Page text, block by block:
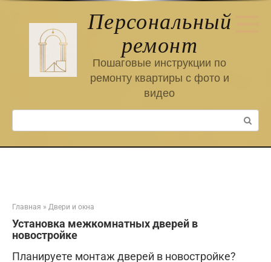
Персональный
ремонт
Пошаговые инструкции по
ремонту квартиры с фото и
видео
Поиск:
Главная » Двери и окна
Установка межкомнатных дверей в
новостройке
Планируете монтаж дверей в новостройке?